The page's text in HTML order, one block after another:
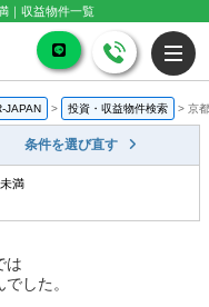
｜収益物件一覧
JAPAN > 投資・収益物件検索 > 京
条件を選び直す
満
は
した。